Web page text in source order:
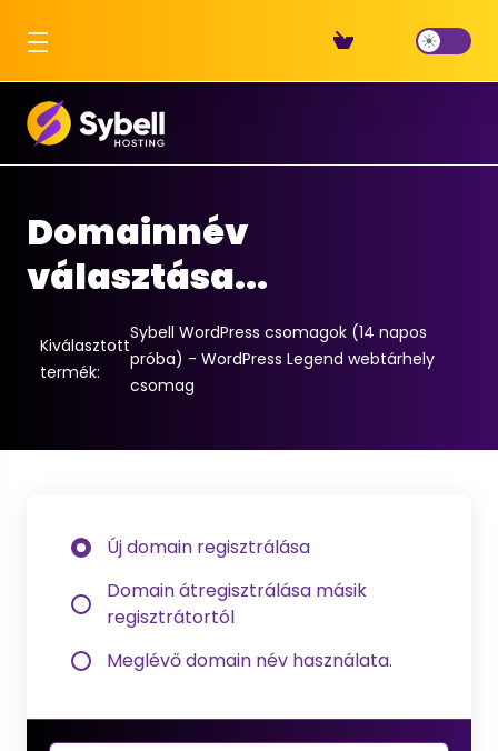
Domainnév
választása...
Kiválasztott
termék:
Sybell WordPress csomagok (14 napos
próba) - WordPress Legend webtárhely
csomag
Új domain regisztrálása
Domain átregisztrálása másik
regisztrátortól
Meglévő domain név használata.